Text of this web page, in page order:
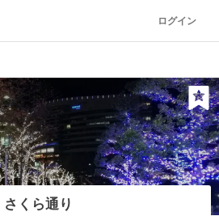
ログイン
さくら通り